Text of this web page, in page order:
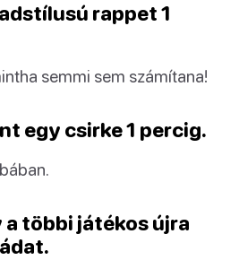
rappet 1
semmi sem számítana!
egy csirke 1 percig.
a többi játékos újra